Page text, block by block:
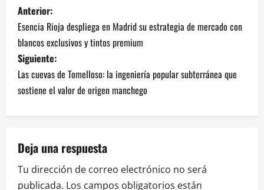
N
a
v
e
g
a
c
Anterior:
Esencia Rioja despliega en Madrid su estrategia de mercado con
blancos exclusivos y tintos premium
Siguiente:
Las cuevas de Tomelloso: la ingeniería popular subterránea que
sostiene el valor de origen manchego
Deja una respuesta
Tu dirección de correo electrónico no será
publicada. Los campos obligatorios están